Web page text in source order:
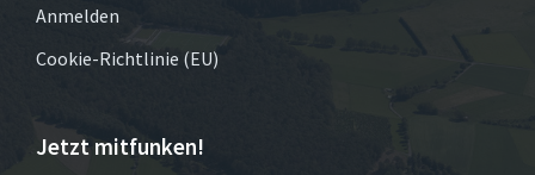
Anmelden
Cookie-Richtlinie (EU)
Jetzt mitfunken!